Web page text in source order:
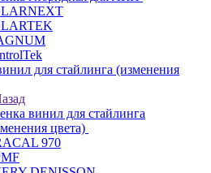
для стайлинга (изменения
винил для стайлинга
цвета)
970